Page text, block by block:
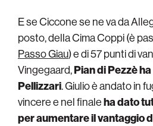
E se Ciccone se ne va da
posto, della Cima Coppi (è
Passo Giau) e di 57 punti di
Vingegaard,Pian di Pezzè
Pellizzari. Giulio è andato in
vincere e nel finaleha dato
per aumentare il vantaggio